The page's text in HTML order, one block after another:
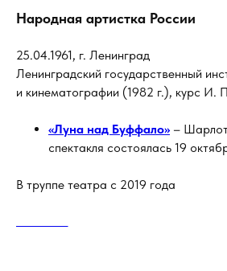
Народная артистка России
25.04.1961, г. Ленинград
Ленинградский государственный
и кинематографии (1982 г.), курс И.
«Луна над Буффало» –
спектакля состоялась 19
В труппе театра с 2019 года